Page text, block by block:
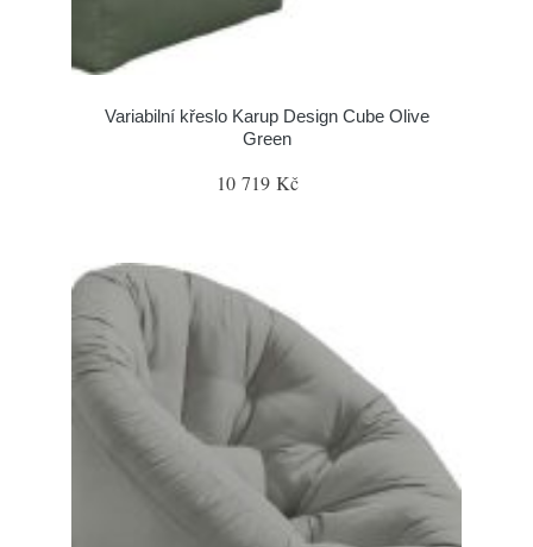
Variabilní křeslo Karup Design Cube Olive
Green
10 719 Kč